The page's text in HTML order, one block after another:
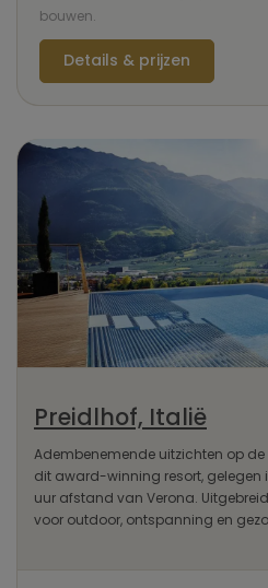
bouwen.
Details & prijzen
Preidlhof, Italië
Adembenemende uitzichten op
dit award-winning resort, gelegen
uur afstand van Verona.
voor outdoor, ontspanning en